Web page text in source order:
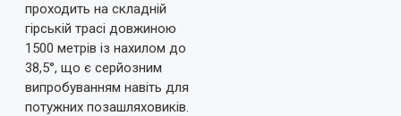
проходить на складній
гірській трасі довжиною
1500 метрів із нахилом до
38,5°, що є серйозним
випробуванням навіть для
потужних позашляховиків.